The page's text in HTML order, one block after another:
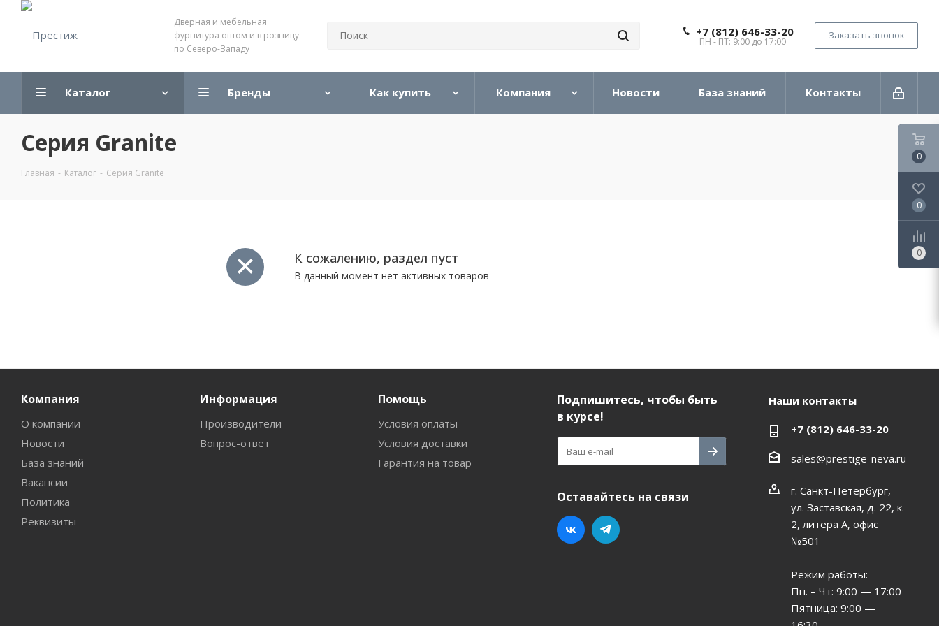
Дверная и мебельная
фурнитура оптом и в розницу
по Северо-Западу
+7 (812) 646-33-20
ПН - ПТ: 9:00 до 17:00
Заказать звонок
Каталог Бренды Как купить Компания Новости База знаний Контакты
Серия Granite
Главная - Каталог - Серия Granite
К сожалению, раздел пуст
В данный момент нет активных товаров
Компания
О компании
Новости
База знаний
Вакансии
Политика
Реквизиты
Информация
Производители
Вопрос-ответ
Помощь
Условия оплаты
Условия доставки
Гарантия на товар
Подпишитесь, чтобы быть
в курсе!
Оставайтесь на связи
Наши контакты
+7 (812) 646-33-20
sales@prestige-neva.ru
г. Санкт-Петербург,
ул. Заставская, д. 22, к.
2, литера А, офис
№501
Режим работы:
Пн. – Чт: 9:00 — 17:00
Пятница: 9:00 —
0
0
0